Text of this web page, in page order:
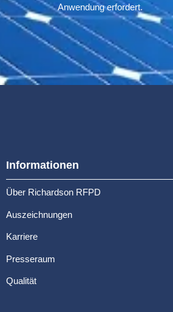
Anwendung erfordert.
Informationen
Über Richardson RFPD
Auszeichnungen
Karriere
Presseraum
Qualität